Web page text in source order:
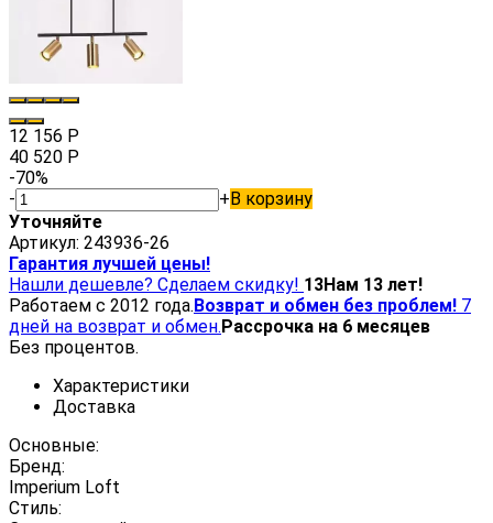
12 156 Р
40 520 Р
-70%
-
+В корзину
Уточняйте
Артикул: 243936-26
Гарантия лучшей цены!
Нашли дешевле? Сделаем скидку! 13Нам 13 лет!
Работаем с 2012 года.Возврат и обмен без проблем! 7
дней на возврат и обмен.Рассрочка на 6 месяцев
Без процентов.
Характеристики
Доставка
Основные:
Бренд:
Imperium Loft
Стиль: